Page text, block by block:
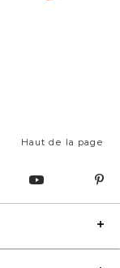
Haut de la page